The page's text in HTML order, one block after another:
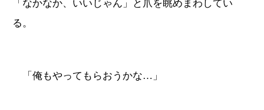
「なかなか、いいじゃん」と爪を眺めまわしてい
る。
「俺もやってもらおうかな…」